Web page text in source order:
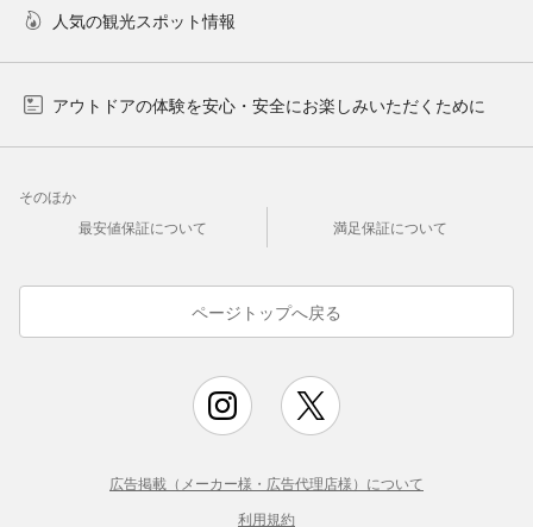
人気の観光スポット情報
アウトドアの体験を安心・安全にお楽しみいただくために
そのほか
最安値保証について
満足保証について
ページトップへ戻る
広告掲載（メーカー様・広告代理店様）について
利用規約